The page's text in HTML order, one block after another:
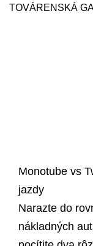
TOVÁRENSKÁ
Monotube vs
jazdy
Narazte do
nákladných